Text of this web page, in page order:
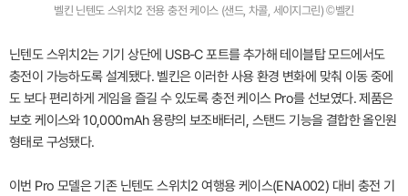
벨킨 닌텐도 스위치2 전용 충전 케이스 (샌드, 차콜, 세이지그린) ©벨킨
닌텐도 스위치2는 기기 상단에 USB-C 포트를 추가해 테이블탑 모드에서도
충전이 가능하도록 설계됐다. 벨킨은 이러한 사용 환경 변화에 맞춰 이동 중에
도 보다 편리하게 게임을 즐길 수 있도록 충전 케이스 Pro를 선보였다. 제품은
보호 케이스와 10,000mAh 용량의 보조배터리, 스탠드 기능을 결합한 올인원
형태로 구성됐다.
이번 Pro 모델은 기존 닌텐도 스위치2 여행용 케이스(ENA002) 대비 충전 기